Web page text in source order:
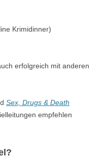
Krimidinner)
erfolgreich mit anderen
Sex, Drugs & Death
empfehlen